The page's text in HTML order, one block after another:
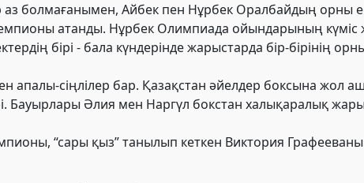
болмағанымен, Айбек пен Нұрбек Оралбайдың орны
атанды. Нұрбек Олимпиада ойындарының күміс
бірі - бала күндерінде жарыстарда бір-бірінің
сіңлілер бар. Қазақстан әйелдер боксына жол
Бауырлары Әлия мен Наргүл бокстан халықаралық
“сары қыз” танылып кеткен Виктория Графееваның